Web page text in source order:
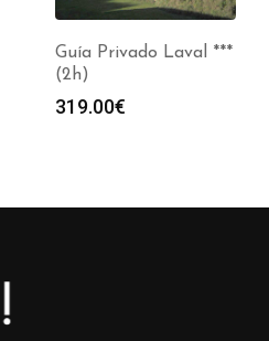
Guía Privado Laval ***
(2h)
319.00€